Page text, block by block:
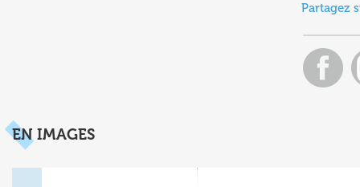
Partagez
EN IMAGES